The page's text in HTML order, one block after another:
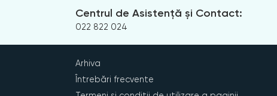
Centrul de Asistență și Contact:
022 822 024
Arhiva
Întrebări frecvente